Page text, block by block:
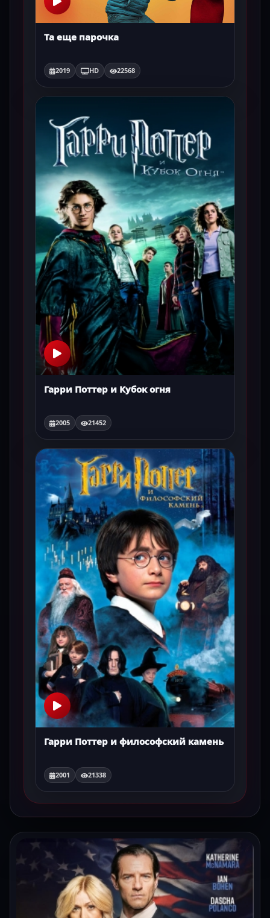
Та еще парочка
2019 HD 22568
Гарри Поттер и Кубок огня
2005 21452
Гарри Поттер и философский камень
2001 21338